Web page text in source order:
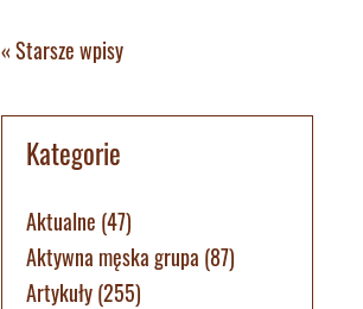
« Starsze wpisy
Kategorie
Aktualne (47)
Aktywna męska grupa (87)
Artykuły(255)